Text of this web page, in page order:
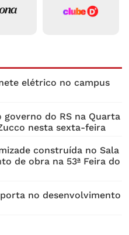
elétrico no campus
do RS na Quarta
nesta sexta-feira
construída no Sala
de obra na 53ª Feira do
no desenvolvimento